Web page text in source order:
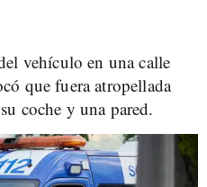
vehículo en una calle
que fuera atropellada
coche y una pared.